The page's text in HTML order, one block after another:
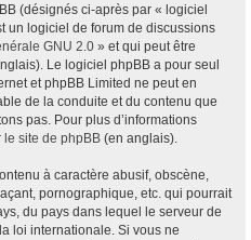
(désignés ci-après par « logiciel
un logiciel de forum de discussions
GNU 2.0 » et qui peut être
Le logiciel phpBB a pour seul
et phpBB Limited ne peut en
de la conduite et du contenu que
pas. Pour plus d’informations
le site de phpBB (en anglais).
à caractère abusif, obscène,
pornographique, etc. qui pourrait
du pays dans lequel le serveur de
loi internationale. Si vous ne